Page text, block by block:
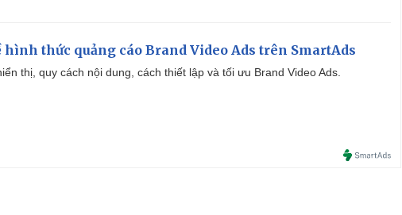
hình thức quảng cáo Brand Video Ads trên SmartAds
thị, quy cách nội dung, cách thiết lập và tối ưu Brand Video Ads.